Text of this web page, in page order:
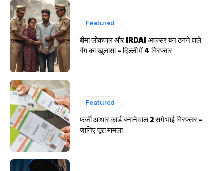
Featured
बीमा लोकपाल और IRDAI अफसर बन ठगने वाले
गैंग का खुलासा – दिल्ली में 4 गिरफ्तार
Featured
फर्जी आधार कार्ड बनाने वाल 2 सगे भाई गिरफ्तार –
जानिए पूरा मामला